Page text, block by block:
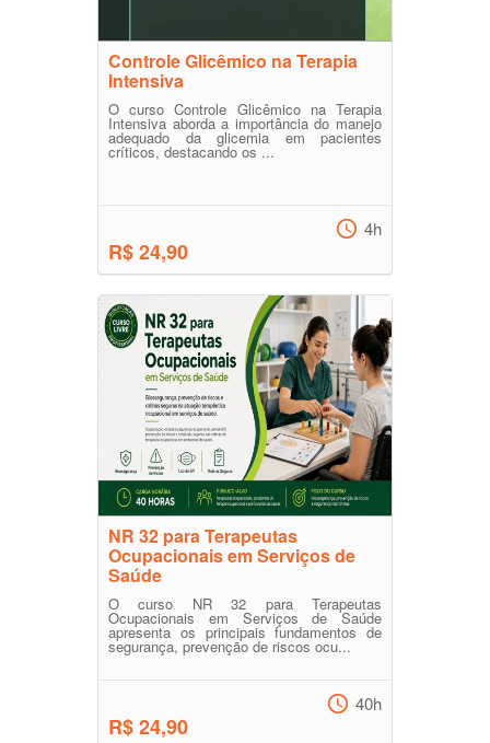
Controle Glicêmico na Terapia
Intensiva
O curso Controle Glicêmico na Terapia
Intensiva aborda a importância do manejo
adequado da glicemia em pacientes
críticos, destacando os ...
R$ 24,90
4h
NR 32 para Terapeutas
Ocupacionais em Serviços de
Saúde
O curso NR 32 para Terapeutas
Ocupacionais em Serviços de Saúde
apresenta os principais fundamentos de
segurança, prevenção de riscos ocu...
R$ 24,90
40h